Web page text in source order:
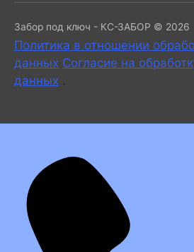
Забор под ключ - КС-ЗАБОР © 2026
Политика в отношении
данных Согласие на
данных .